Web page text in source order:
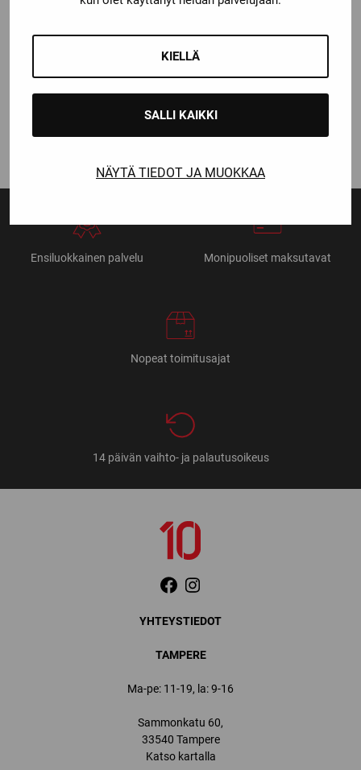
KIELLÄ
SALLI KAIKKI
NÄYTÄ TIEDOT JA MUOKKAA
BASIC POLVI
Ensiluokkainen palvelu Monipuoliset maksutavat
Nopeat toimitusajat
14 päivän vaihto- ja palautusoikeus
YHTEYSTIEDOT
TAMPERE
Ma-pe: 11-19, la: 9-16
Sammonkatu 60,
33540 Tampere
Katso kartalla